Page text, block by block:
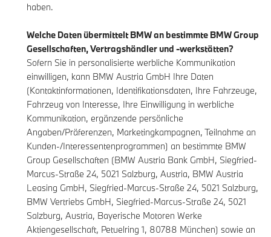
haben.
Welche Daten übermittelt BMW an bestimmte BMW Group
Gesellschaften, Vertragshändler und -werkstätten?
Sofern Sie in personalisierte werbliche Kommunikation
einwilligen, kann BMW Austria GmbH Ihre Daten
(Kontaktinformationen, Identifikationsdaten, Ihre Fahrzeuge,
Fahrzeug von Interesse, Ihre Einwilligung in werbliche
Kommunikation, ergänzende persönliche
Angaben/Präferenzen, Marketingkampagnen, Teilnahme an
Kunden-/Interessentenprogrammen) an bestimmte BMW
Group Gesellschaften (BMW Austria Bank GmbH, Siegfried-
Marcus-Straße 24, 5021 Salzburg, Austria, BMW Austria
Leasing GmbH, Siegfried-Marcus-Straße 24, 5021 Salzburg,
BMW Vertriebs GmbH, Siegfried-Marcus-Straße 24, 5021
Salzburg, Austria, Bayerische Motoren Werke
Aktiengesellschaft, Petuelring 1, 80788 München) sowie an